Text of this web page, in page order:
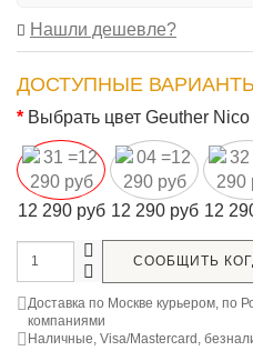
Нашли дешевле?
ДОСТУПНЫЕ
Выбрать цвет Geuther Nico
12 290 руб 12 290 руб 12
СООБЩИТЬ
Доставка по Москве курьером, по
компаниями
Наличные, Visa/Mastercard,